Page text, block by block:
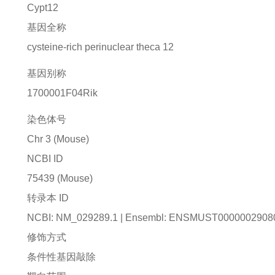
Cypt12
基因全称
cysteine-rich perinuclear theca 12
基因别称
1700001F04Rik
染色体号
Chr 3 (Mouse)
NCBI ID
75439 (Mouse)
转录本 ID
NCBI: NM_029289.1 | Ensembl:
修饰方式
条件性基因敲除